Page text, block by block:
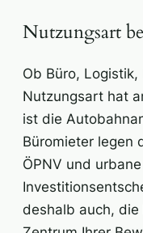
Nutzungsart
Ob Büro,
Nutzungsart hat
ist die
Büromieter legen
ÖPNV und
deshalb auch,